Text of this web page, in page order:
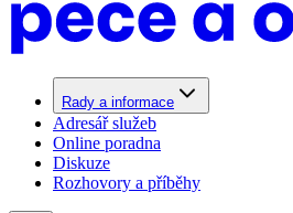
Rady a informace
Adresář služeb
Online poradna
Diskuze
Rozhovory a příběhy